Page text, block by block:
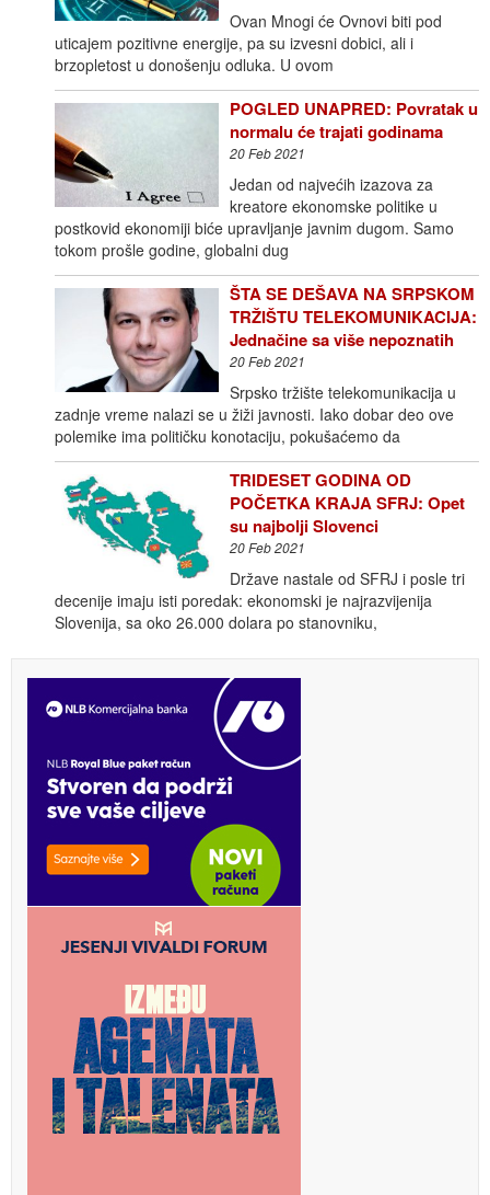
Ovan Mnogi će Ovnovi biti pod
uticajem pozitivne energije, pa su izvesni dobici, ali i
brzopletost u donošenju odluka. U ovom
POGLED UNAPRED: Povratak u
normalu će trajati godinama
20 Feb 2021
Jedan od najvećih izazova za
kreatore ekonomske politike u
postkovid ekonomiji biće upravljanje javnim dugom. Samo
tokom prošle godine, globalni dug
ŠTA SE DEŠAVA NA SRPSKOM
TRŽIŠTU TELEKOMUNIKACIJA:
Jednačine sa više nepoznatih
20 Feb 2021
Srpsko tržište telekomunikacija u
zadnje vreme nalazi se u žiži javnosti. Iako dobar deo ove
polemike ima političku konotaciju, pokušaćemo da
TRIDESET GODINA OD
POČETKA KRAJA SFRJ: Opet
su najbolji Slovenci
20 Feb 2021
Države nastale od SFRJ i posle tri
decenije imaju isti poredak: ekonomski je najrazvijenija
Slovenija, sa oko 26.000 dolara po stanovniku,